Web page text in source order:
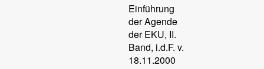
Einführung
der Agende
der EKU, II.
Band, i.d.F. v.
18.11.2000